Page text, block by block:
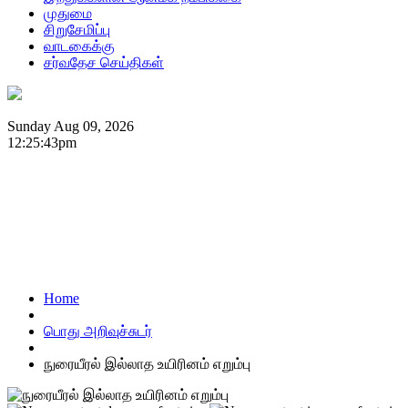
முதுமை
சிறுசேமிப்பு
வாடகைக்கு
சர்வதேச செய்திகள்
Sunday Aug 09, 2026
12:25:43pm
Home
பொது அறிவுச்சுடர்
நுரையீரல் இல்லாத உயிரினம் எறும்பு